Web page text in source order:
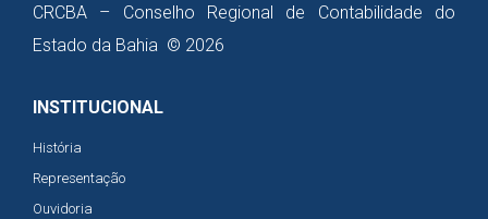
CRCBA – Conselho Regional de Contabilidade do
Estado da Bahia © 2026
INSTITUCIONAL
História
Representação
Ouvidoria